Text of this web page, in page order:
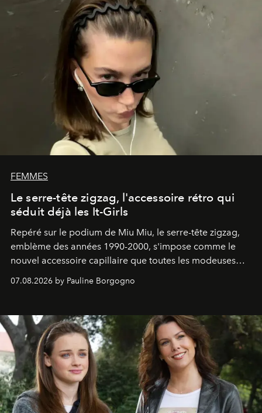
FEMMES
Le serre-tête zigzag, l'accessoire rétro qui
séduit déjà les It-Girls
Repéré sur le podium de Miu Miu, le serre-tête zigzag,
emblème des années 1990-2000, s'impose comme le
nouvel accessoire capillaire que toutes les modeuses
s'arrachent déjà.
07.08.2026 by Pauline Borgogno